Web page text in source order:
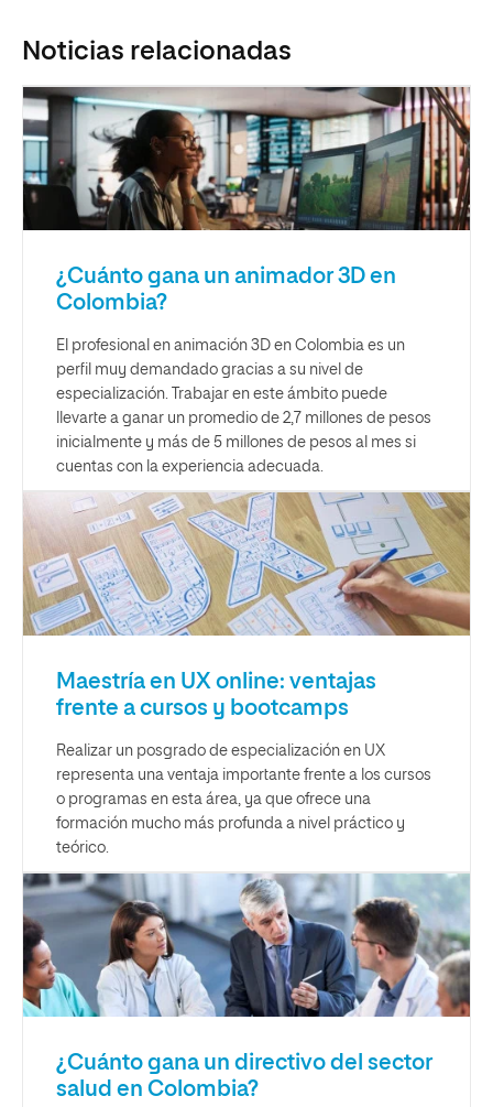
Noticias relacionadas
¿Cuánto gana un animador 3D en
Colombia?
El profesional en animación 3D en Colombia es un
perfil muy demandado gracias a su nivel de
especialización. Trabajar en este ámbito puede
llevarte a ganar un promedio de 2,7 millones de pesos
inicialmente y más de 5 millones de pesos al mes si
cuentas con la experiencia adecuada.
Maestría en UX online: ventajas
frente a cursos y bootcamps
Realizar un posgrado de especialización en UX
representa una ventaja importante frente a los cursos
o programas en esta área, ya que ofrece una
formación mucho más profunda a nivel práctico y
teórico.
¿Cuánto gana un directivo del sector
salud en Colombia?